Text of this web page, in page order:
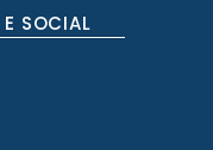
SOCIAL